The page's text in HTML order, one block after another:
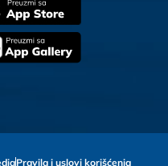
Pravila i uslovi korišćenja